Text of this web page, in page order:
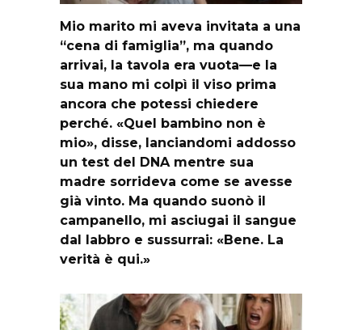
Mio marito mi aveva invitata a una
“cena di famiglia”, ma quando
arrivai, la tavola era vuota—e la
sua mano mi colpì il viso prima
ancora che potessi chiedere
perché. «Quel bambino non è
mio», disse, lanciandomi addosso
un test del DNA mentre sua
madre sorrideva come se avesse
già vinto. Ma quando suonò il
campanello, mi asciugai il sangue
dal labbro e sussurrai: «Bene. La
verità è qui.»